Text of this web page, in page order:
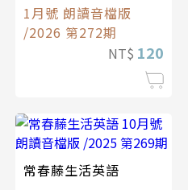
1月號 朗讀音檔版
/2026 第272期
NT$ 120
常春藤生活英語